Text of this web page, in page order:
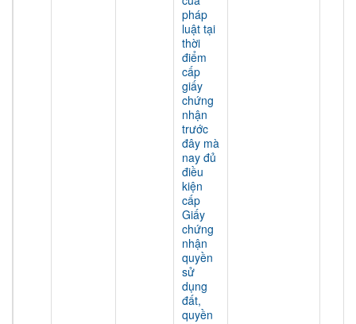
pháp
luật tại
thời
điểm
cấp
giấy
chứng
nhận
trước
đây mà
nay đủ
điều
kiện
cấp
Giấy
chứng
nhận
quyền
sử
dụng
đất,
quyền